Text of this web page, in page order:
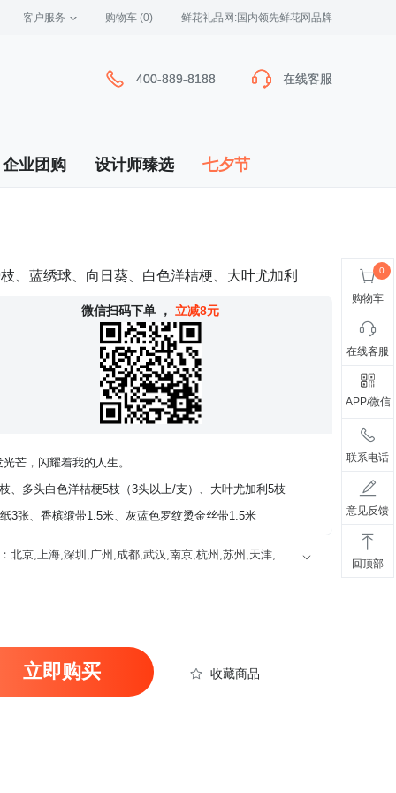
客户服务 购物车 (0) 鲜花礼品网:国内领先鲜花网品牌
400-889-8188 在线客服
400-889-8188 在线客服
企业团购 设计师臻选 七夕节
、蓝绣球、向日葵、白色洋桔梗、大叶尤加利
微信扫码下单 ， 立减8元
芒，闪耀着我的人生。
、多头白色洋桔梗5枝（3头以上/支）、大叶尤加利5枝
3张、香槟缎带1.5米、灰蓝色罗纹烫金丝带1.5米
限送100多个主要城市的市区及近郊：北京,上海,深圳,广州,成都,武汉,南京,杭州,苏州,天津,西安,长沙,东莞,厦门,佛山,沈阳,合肥,重庆,大连,郑州,青岛,太原,无锡,石家庄,济南,宁波,哈尔滨,乌鲁木齐,贵阳,昆明,福州,长春,南昌,兰州,珠海,南宁,中山,常州,金华,邯郸,泉州,海口,嘉兴,南通,呼和浩特,廊坊,唐山,温州,徐州,绵阳,烟台,襄阳,保定,潍坊,镇江,衡阳,包头,赣州,扬州,清远,荆州,莆田,汉中,洛阳,湛江,九江,鞍山,大庆,秦皇岛,张家口,桂林,吉林,淄博,蚌埠,柳州,遵义,邢台,宜春,漳州,三亚,宜宾,东营,临沂,德州,开封,大同,龙岩,齐齐哈尔,连云港,新乡,黄冈,焦作,十堰,驻马店,信阳,牡丹江,黄石,宝鸡,丹东,阜阳,北海,聊城,锦州,许昌,内江,萍乡,安庆,承德,商丘,盘锦,乐山,沧州,河源,营口,平顶山,临汾,韶关,日照,新余,晋城,松原,淮北,淮南,晋中,潮州,滨州,自贡,六安,株州,濮阳,常熟,晋江,顺德,江阴,吴江,昆山,义乌,惠阳,银川,温江,燕郊,新都,涿州,南沙,宜兴,即墨,海安县,都江堰,增城,仙桃,菏泽
立即购买 收藏商品
购物车
在线客服
APP/微信
联系电话
意见反馈
回顶部